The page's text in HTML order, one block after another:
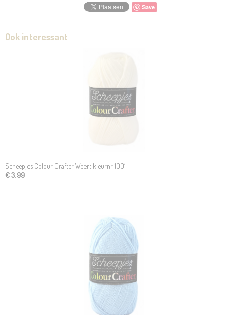
Save
Ook interessant
Scheepjes Colour Crafter Weert kleurnr 1001
€ 3,99